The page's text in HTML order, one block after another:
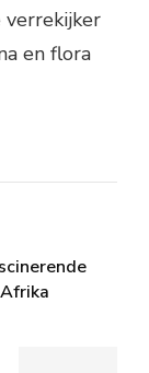
verrekijker
en flora